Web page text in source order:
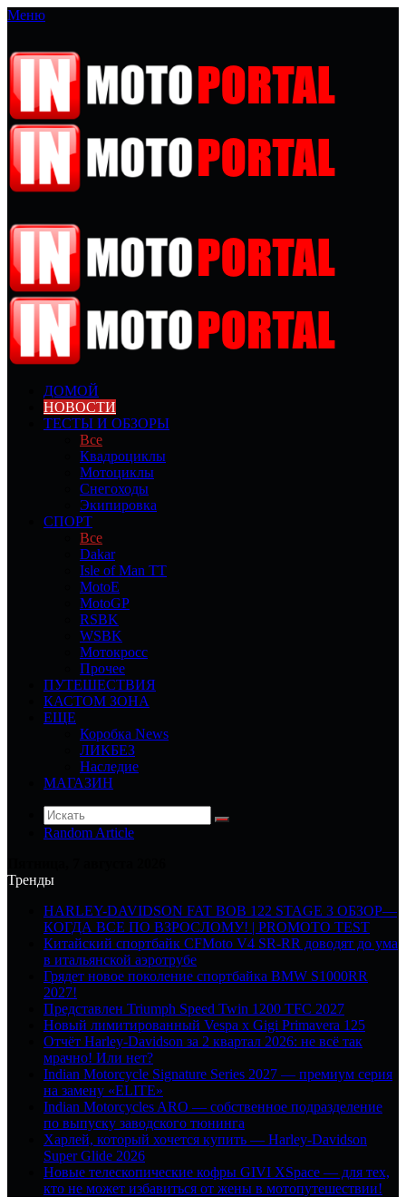
Меню
ДОМОЙ
НОВОСТИ
ТЕСТЫ И ОБЗОРЫ
Все
Квадроциклы
Мотоциклы
Снегоходы
Экипировка
СПОРТ
Все
Dakar
Isle of Man TT
MotoE
MotoGP
RSBK
WSBK
Мотокросс
Прочее
ПУТЕШЕСТВИЯ
КАСТОМ ЗОНА
ЕЩЕ
Коробка News
ЛИКБЕЗ
Наследие
МАГАЗИН
Random Article
Тренды
HARLEY-DAVIDSON FAT BOB 122 STAGE 3 ОБЗОР—
КОГДА ВСЕ ПО ВЗРОСЛОМУ! | PROMOTO TEST
Китайский спортбайк CFMoto V4 SR-RR доводят до ума
в итальянской аэротрубе
Грядет новое поколение спортбайка BMW S1000RR
2027!
Представлен Triumph Speed Twin 1200 TFC 2027
Новый лимитированный Vespa x Gigi Primavera 125
Отчёт Harley-Davidson за 2 квартал 2026: не всё так
мрачно! Или нет?
Indian Motorcycle Signature Series 2027 — премиум серия
на замену «ELITE»
Indian Motorcycles ARO — собственное подразделение
по выпуску заводского тюнинга
Харлей, который хочется купить — Harley-Davidson
Super Glide 2026
Новые телескопические кофры GIVI XSpace — для тех,
кто не может избавиться от жены в мотопутешествии!